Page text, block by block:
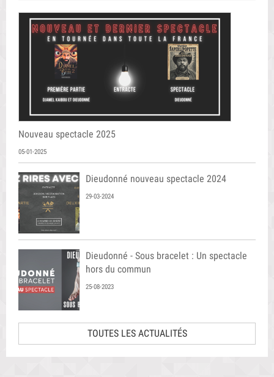
Nouveau spectacle 2025
05-01-2025
Dieudonné nouveau spectacle 2024
29-03-2024
Dieudonné - Sous bracelet : Un spectacle
hors du commun
25-08-2023
TOUTES LES ACTUALITÉS